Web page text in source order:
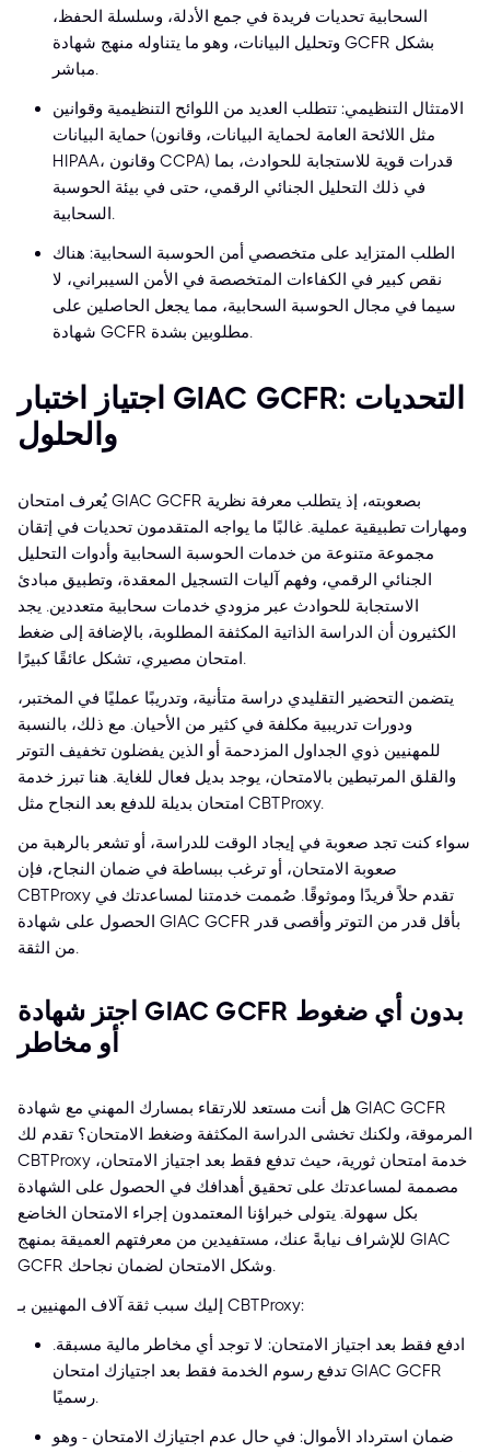
السحابية تحديات فريدة في جمع الأدلة، وسلسلة الحفظ،
وتحليل البيانات، وهو ما يتناوله منهج شهادة GCFR بشكل
مباشر.
الامتثال التنظيمي: تتطلب العديد من اللوائح التنظيمية وقوانين
حماية البيانات (مثل اللائحة العامة لحماية البيانات، وقانون
HIPAA، وقانون CCPA) قدرات قوية للاستجابة للحوادث، بما
في ذلك التحليل الجنائي الرقمي، حتى في بيئة الحوسبة
السحابية.
الطلب المتزايد على متخصصي أمن الحوسبة السحابية: هناك
نقص كبير في الكفاءات المتخصصة في الأمن السيبراني، لا
سيما في مجال الحوسبة السحابية، مما يجعل الحاصلين على
شهادة GCFR مطلوبين بشدة.
اجتياز اختبار GIAC GCFR: التحديات
والحلول
يُعرف امتحان GIAC GCFR بصعوبته، إذ يتطلب معرفة نظرية
ومهارات تطبيقية عملية. غالبًا ما يواجه المتقدمون تحديات في إتقان
مجموعة متنوعة من خدمات الحوسبة السحابية وأدوات التحليل
الجنائي الرقمي، وفهم آليات التسجيل المعقدة، وتطبيق مبادئ
الاستجابة للحوادث عبر مزودي خدمات سحابية متعددين. يجد
الكثيرون أن الدراسة الذاتية المكثفة المطلوبة، بالإضافة إلى ضغط
امتحان مصيري، تشكل عائقًا كبيرًا.
يتضمن التحضير التقليدي دراسة متأنية، وتدريبًا عمليًا في المختبر،
ودورات تدريبية مكلفة في كثير من الأحيان. مع ذلك، بالنسبة
للمهنيين ذوي الجداول المزدحمة أو الذين يفضلون تخفيف التوتر
والقلق المرتبطين بالامتحان، يوجد بديل فعال للغاية. هنا تبرز خدمة
امتحان بديلة للدفع بعد النجاح مثل CBTProxy.
سواء كنت تجد صعوبة في إيجاد الوقت للدراسة، أو تشعر بالرهبة من
صعوبة الامتحان، أو ترغب ببساطة في ضمان النجاح، فإن
CBTProxy تقدم حلاً فريدًا وموثوقًا. صُممت خدمتنا لمساعدتك في
الحصول على شهادة GIAC GCFR بأقل قدر من التوتر وأقصى قدر
من الثقة.
اجتز شهادة GIAC GCFR بدون أي ضغوط
أو مخاطر
هل أنت مستعد للارتقاء بمسارك المهني مع شهادة GIAC GCFR
المرموقة، ولكنك تخشى الدراسة المكثفة وضغط الامتحان؟ تقدم لك
CBTProxy خدمة امتحان ثورية، حيث تدفع فقط بعد اجتياز الامتحان،
مصممة لمساعدتك على تحقيق أهدافك في الحصول على الشهادة
بكل سهولة. يتولى خبراؤنا المعتمدون إجراء الامتحان الخاضع
للإشراف نيابةً عنك، مستفيدين من معرفتهم العميقة بمنهج GIAC
GCFR وشكل الامتحان لضمان نجاحك.
إليك سبب ثقة آلاف المهنيين بـ CBTProxy:
ادفع فقط بعد اجتياز الامتحان: لا توجد أي مخاطر مالية مسبقة.
تدفع رسوم الخدمة فقط بعد اجتيازك امتحان GIAC GCFR
رسميًا.
ضمان استرداد الأموال: في حال عدم اجتيازك الامتحان - وهو